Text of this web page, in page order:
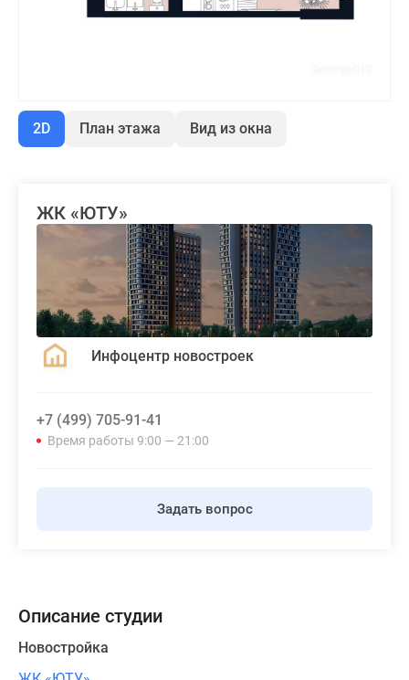
2D План этажа Вид из окна
ЖК «ЮТУ»
Инфоцентр новостроек
+7 (499) 705-91-41
Время работы 9:00 — 21:00
Задать вопрос
Описание студии
Новостройка